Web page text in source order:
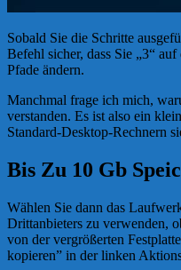
Sobald Sie die Schritte
Befehl sicher, dass Sie „3“
Pfade ändern.
Manchmal frage ich mich,
verstanden. Es ist also ein
Standard-Desktop-Rechnern
Bis Zu 10 Gb
Wählen Sie dann das
Drittanbieters zu verwenden,
von der vergrößerten
kopieren” in der linken